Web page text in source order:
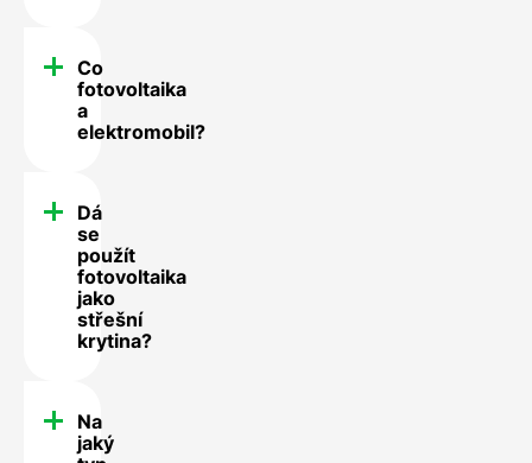
Co
fotovoltaika
a
elektromobil?
Dá
se
použít
fotovoltaika
jako
střešní
krytina?
Na
jaký